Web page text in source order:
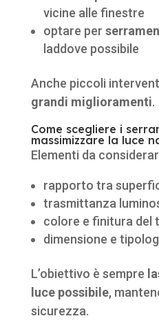
vicine alle finestre
optare per
laddove possibile
Anche piccoli
grandi miglioramenti.
Come scegliere i
massimizzare la luce
Elementi da
rapporto tra
trasmittanza
colore e finitura del
dimensione e
L’obiettivo è sempre
luce possibile,
sicurezza.